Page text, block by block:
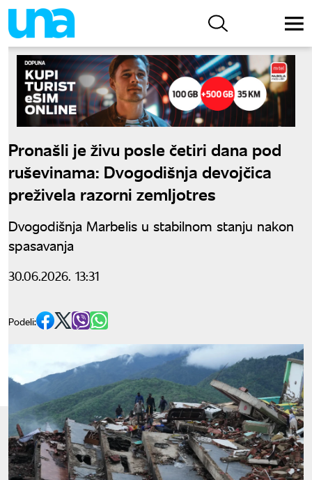
Pronašli je živu posle četiri dana pod
ruševinama: Dvogodišnja devojčica
preživela razorni zemljotres
Dvogodišnja Marbelis u stabilnom stanju nakon
spasavanja
30.06.2026. 13:31
Podeli: